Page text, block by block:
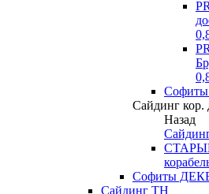
Сайдинг кор.
Назад
Софиты
Сайдинг ТН